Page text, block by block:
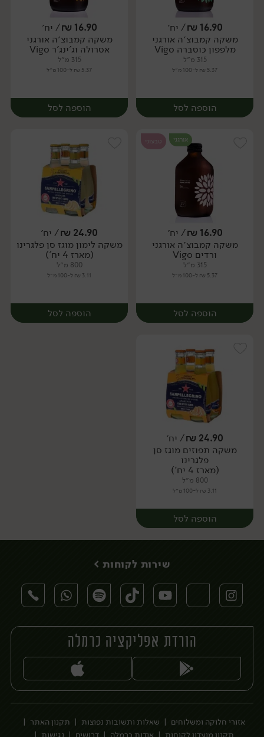
יח׳ יח׳
16.90
₪/ יח׳
משקה קמבוצ׳ה אורגני
מלפפון כוסברה Vigo
315 מ״ל
5.37 ₪ ל-100 מ״ל
הוספה לסל
יח׳
16.90
₪/ יח׳
משקה קמבוצ׳ה אורגני
אסרולה וג'ינג'ר Vigo
315 מ״ל
5.37 ₪ ל-100 מ״ל
הוספה לסל
יח׳
אורגני טבעוני
16.90
₪/ יח׳
משקה קמבוצ׳ה אורגני
ורדים Vigo
315 מ״ל
5.37 ₪ ל-100 מ״ל
הוספה לסל
יח׳
24.90
₪/ יח׳
משקה לימון מוגז סן פלגרינו
(מארז 4 יח')
800 מ״ל
3.11 ₪ ל-100 מ״ל
הוספה לסל
24.90
₪/ יח׳
משקה תפוזים מוגז סן
פלגרינו
(מארז 4 יח')
800 מ״ל
3.11 ₪ ל-100 מ״ל
הוספה לסל
יח׳
שירות לקוחות >
הורדת אפליקציה כרמלה
אזורי חלוקה ומשלוחים שאלות ותשובות נפוצות
תקנון האתר